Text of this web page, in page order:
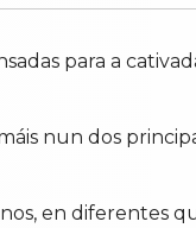
para a
nun dos
en diferentes